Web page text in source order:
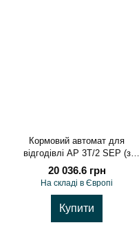
Кормовий автомат для
відгодівлі AP 3T/2 SEP (з
розділювачами)
20 036.6 грн
На складі в Європі
Купити